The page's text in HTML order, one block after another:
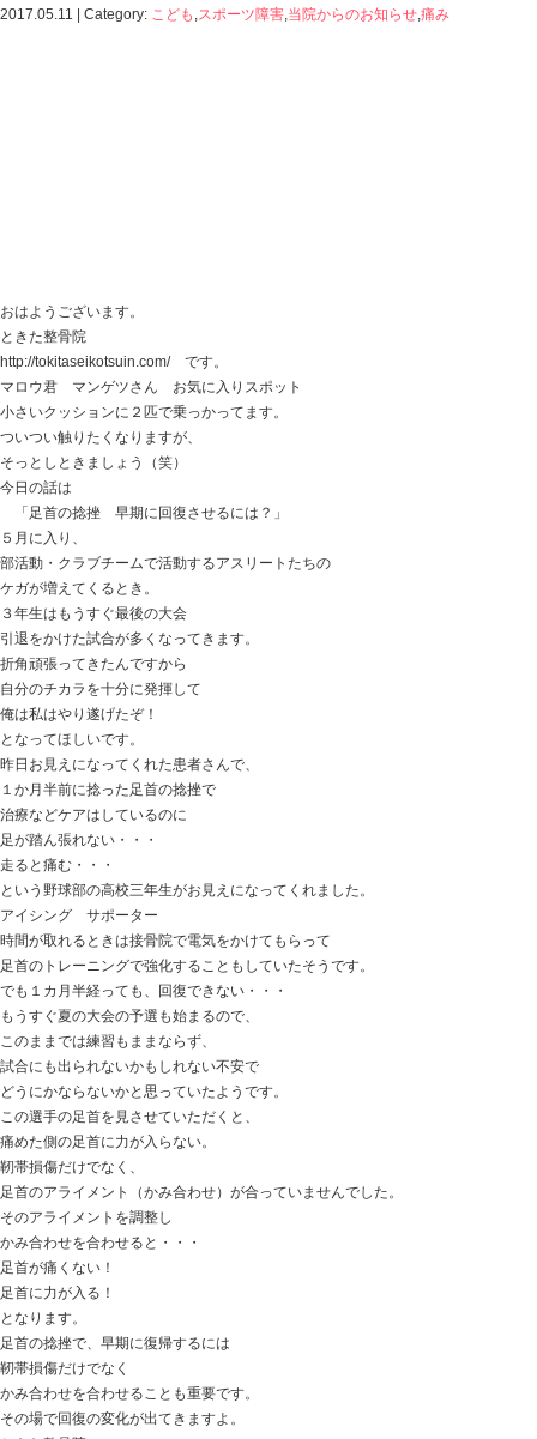
自律神経系がキチンと働けるようになると、
お身体は回復方向にご自身で戻してくれます。
色々やっても良くならない方、
そういう方向からの影響も考えると
良いかもしれません。
ときた整骨院
Home
047-340-5560
【股関節の痛み】 チョット刺激的ですが、
2017.05.13 | Category:
おはようございます。
ときた整骨院
http://tokitaseikotsuin.com/ です。
いつもは日曜日がチュールDAYですが、
どうしてもあげたい！！！
ということで、
１本を半分に（笑）
ネコって、ほんとコレ好きですよね！